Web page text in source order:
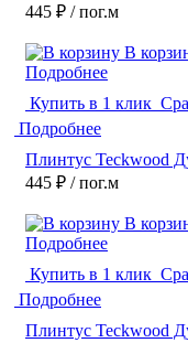
445 ₽ / пог.м
В
Подробнее
Купить в 1 клик
Подробнее
Плинтус Teckwood
445 ₽ / пог.м
В
Подробнее
Купить в 1 клик
Подробнее
Плинтус Teckwood